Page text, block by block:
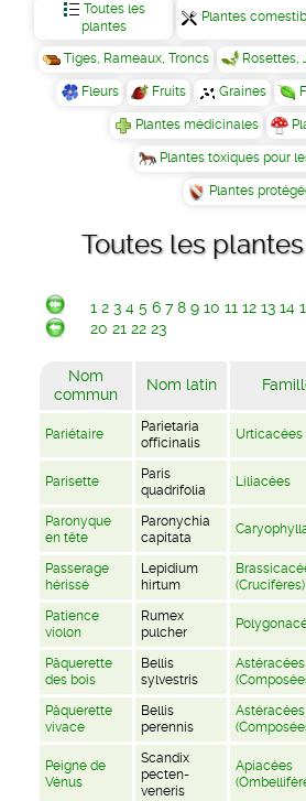
Toutes les
plantes
Plantes
Tiges, Rameaux, Troncs Rosettes,
Fleurs Fruits Graines
Plantes médicinales
Plantes toxiques pour
Plantes
Toutes les
1 2 3 4 5 6 7 8 9 10 11 12 13 14
20 21 22 23
Nom
commun
Nom latin
Pariétaire
Parietaria
officinalis
Urticacées
Parisette
Paris
quadrifolia
Liliacées
Paronyque
en tête
Paronychia
capitata
Passerage
hérissé
Lepidium
hirtum
(Crucifères)
Patience
violon
Rumex
pulcher
Pâquerette
des bois
Bellis
sylvestris
Astéracées
Pâquerette
vivace
Bellis
perennis
Astéracées
Peigne de
Vénus
Scandix
pecten-
veneris
Apiacées